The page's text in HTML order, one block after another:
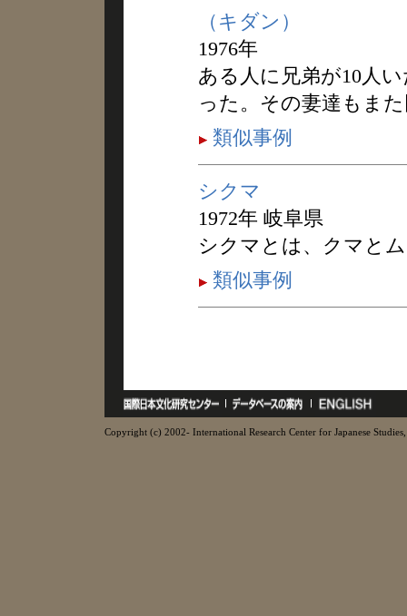
（キダン）
1976年
ある人に兄弟が10人
った。その妻達もま
類似事例
シクマ
1972年 岐阜県
シクマとは、クマと
類似事例
Copyright (c) 2002- International Research Center for Japanese